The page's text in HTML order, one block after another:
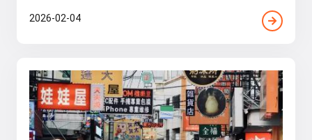
2026-02-04